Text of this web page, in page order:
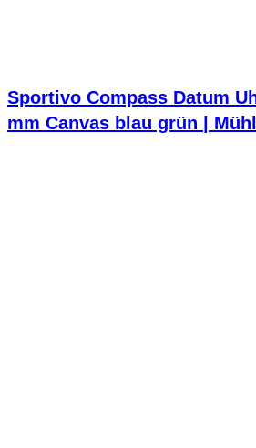
Sportivo Compass Datum
mm Canvas blau grün |